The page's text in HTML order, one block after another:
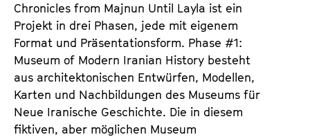
Chronicles from Majnun Until Layla ist ein
Projekt in drei Phasen, jede mit eigenem
Format und Präsentationsform. Phase #1:
Museum of Modern Iranian History besteht
aus architektonischen Entwürfen, Modellen,
Karten und Nachbildungen des Museums für
Neue Iranische Geschichte. Die in diesem
fiktiven, aber möglichen Museum